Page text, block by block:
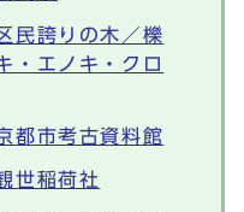
民誇りの木／櫟
・エノキ・クロ
都市考古資料館
世稲荷社